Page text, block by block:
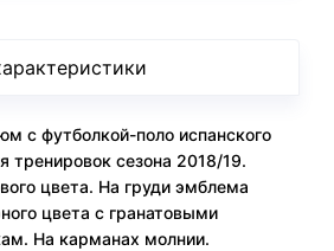
с футболкой-поло испанского
тренировок сезона 2018/19.
цвета. На груди эмблема
цвета с гранатовыми
На карманах молнии.